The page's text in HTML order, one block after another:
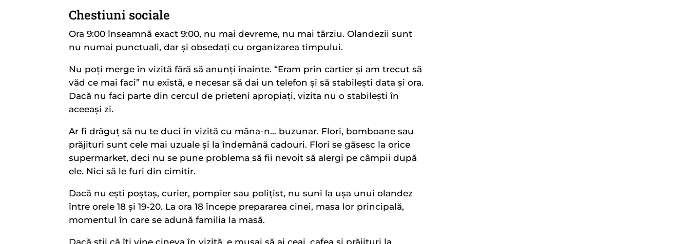
Chestiuni sociale
Ora 9:00 înseamnă exact 9:00, nu mai devreme, nu mai târziu. Olandezii sunt
nu numai punctuali, dar și obsedați cu organizarea timpului.
Nu poți merge în vizită fără să anunți înainte. “Eram prin cartier și am trecut să
văd ce mai faci” nu există, e necesar să dai un telefon și să stabilești data și ora.
Dacă nu faci parte din cercul de prieteni apropiați, vizita nu o stabilești în
aceeași zi.
Ar fi drăguț să nu te duci în vizită cu mâna-n… buzunar. Flori, bomboane sau
prăjituri sunt cele mai uzuale și la îndemână cadouri. Flori se găsesc la orice
supermarket, deci nu se pune problema să fii nevoit să alergi pe câmpii după
ele. Nici să le furi din cimitir.
Dacă nu ești poștaș, curier, pompier sau polițist, nu suni la ușa unui olandez
între orele 18 și 19-20. La ora 18 începe prepararea cinei, masa lor principală,
momentul în care se adună familia la masă.
Dacă știi că îți vine cineva în vizită, e musai să ai ceai, cafea și prăjituri la